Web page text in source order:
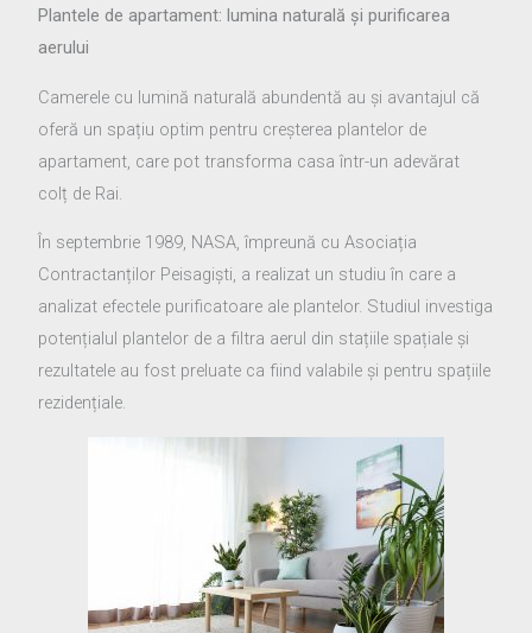
Plantele de apartament: lumina naturală și purificarea
aerului
Camerele cu lumină naturală abundentă au și avantajul că
oferă un spațiu optim pentru creșterea plantelor de
apartament, care pot transforma casa într-un adevărat
colț de Rai.
În septembrie 1989, NASA, împreună cu Asociația
Contractanților Peisagiști, a realizat un studiu în care a
analizat efectele purificatoare ale plantelor. Studiul investiga
potențialul plantelor de a filtra aerul din stațiile spațiale și
rezultatele au fost preluate ca fiind valabile și pentru spațiile
rezidențiale.